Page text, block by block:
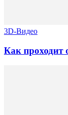
3D-Видео
Как проходит